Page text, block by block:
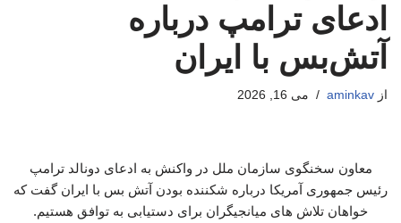
ادعای ترامپ درباره
آتش‌بس با ایران
از aminkav می 16, 2026
معاون سخنگوی سازمان ملل در واکنش به ادعای دونالد ترامپ
رئیس جمهوری آمریکا درباره شکننده بودن آتش بس با ایران گفت که
خواهان تلاش های میانجیگران برای دستیابی به توافق هستیم.